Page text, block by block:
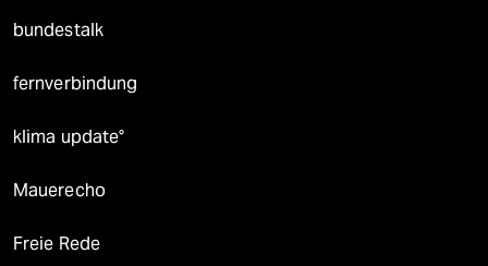
bundestalk
fernverbindung
klima update°
Mauerecho
Freie Rede